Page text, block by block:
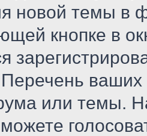
новой темы в
кнопке в
ваших
или темы.